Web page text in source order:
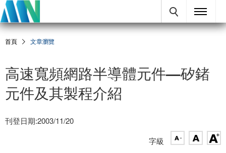
首頁 文章瀏覽
高速寬頻網路半導體元件—矽鍺
元件及其製程介紹
刊登日期:2003/11/20
字級